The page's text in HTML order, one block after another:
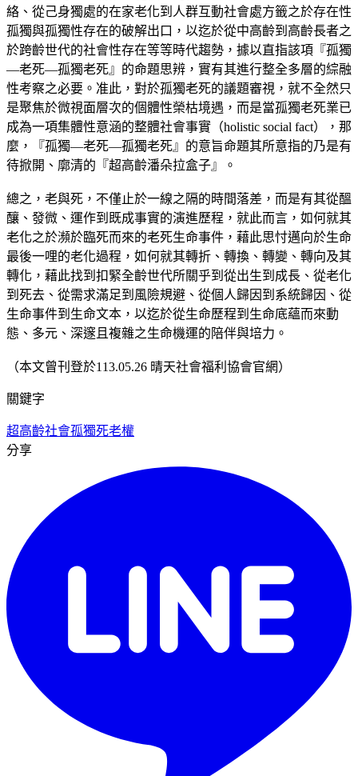
絡、從己身獨處的在家老化到人群互動社會處方籤之於存在性
孤獨與孤獨性存在的破解出口，以迄於從中高齡到高齡長者之
於跨齡世代的社會性存在等等時代趨勢，據以直指該項『孤獨
—老死—孤獨老死』的命題思辨，實有其進行整全多層的綜融
性考察之必要。准此，對於孤獨老死的議題審視，就不全然只
是聚焦於微視面層次的個體性榮枯境遇，而是當孤獨老死業已
成為一項集體性意涵的整體社會事實（holistic social fact），那
麼，『孤獨—老死—孤獨老死』的意旨命題其所意指的乃是有
待掀開、廓清的『超高齡潘朵拉盒子』。
總之，老與死，不僅止於一線之隔的時間落差，而是有其從醞
釀、發微、運作到既成事實的演進歷程，就此而言，如何就其
老化之於瀕於臨死而來的老死生命事件，藉此思忖邁向於生命
最後一哩的老化過程，如何就其轉折、轉換、轉變、轉向及其
轉化，藉此找到扣緊全齡世代所關乎到從出生到成長、從老化
到死去、從需求滿足到風險規避、從個人歸因到系統歸因、從
生命事件到生命文本，以迄於從生命歷程到生命底蘊而來動
態、多元、深邃且複雜之生命機運的陪伴與培力。
（本文曾刊登於113.05.26 晴天社會福利協會官網）
關鍵字
超高齡社會孤獨死老權
分享